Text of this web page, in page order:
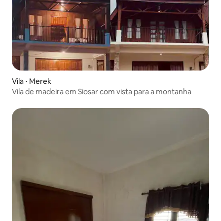
Vila ⋅ Merek
Vila de madeira em Siosar com vista para a montanha